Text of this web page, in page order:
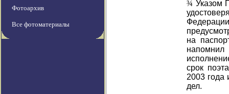
Фотоархив
Все фотоматериалы
¾ Указом
на
напомнил
срок
2003 года
дел.